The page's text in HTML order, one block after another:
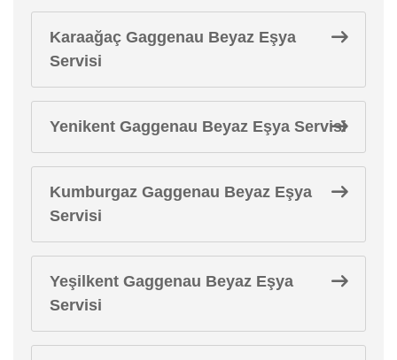
Karaağaç Gaggenau Beyaz Eşya
Servisi
Yenikent Gaggenau Beyaz Eşya Servisi
Kumburgaz Gaggenau Beyaz Eşya
Servisi
Yeşilkent Gaggenau Beyaz Eşya
Servisi